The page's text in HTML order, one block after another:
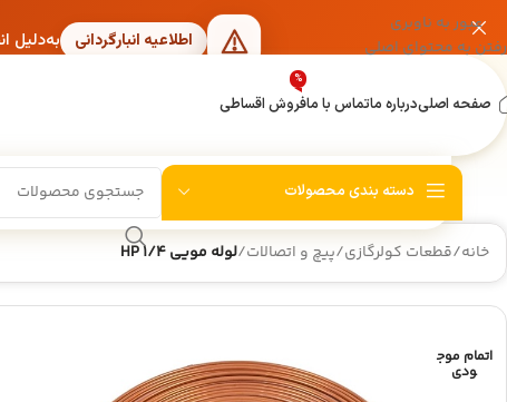
عبور به ناوبری
رفتن به محتوای اصلی
اطلاعیه انبارگردانی به‌دلیل
صفحه اصلیدرباره ماتماس با مافروش اقساطی
%
دسته بندی محصولات
خانه/قطعات کولرگازی/پیچ و اتصالات/لوله مویی 1/4 HP
اتمام موج
ودی